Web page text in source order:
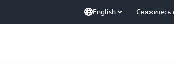
English Свяжитесь